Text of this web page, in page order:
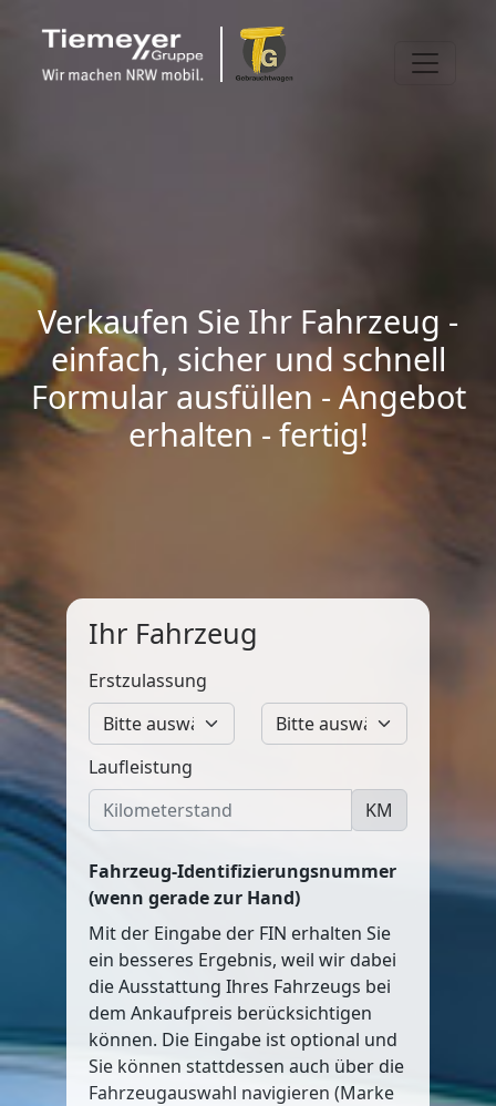
Verkaufen Sie Ihr Fahrzeug -
einfach, sicher und schnell
Formular ausfüllen - Angebot
erhalten - fertig!
Ihr Fahrzeug
Erstzulassung
Laufleistung
KM
Fahrzeug-Identifizierungsnummer
(wenn gerade zur Hand)
Mit der Eingabe der FIN erhalten Sie
ein besseres Ergebnis, weil wir dabei
die Ausstattung Ihres Fahrzeugs bei
dem Ankaufpreis berücksichtigen
können. Die Eingabe ist optional und
Sie können stattdessen auch über die
Fahrzeugauswahl navigieren (Marke